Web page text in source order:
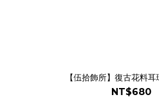
【伍拾飾所】復古花料
NT$680